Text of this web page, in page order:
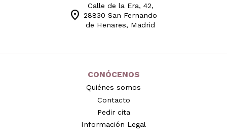
location_on
Calle de la Era, 42,
28830 San Fernando
de Henares, Madrid
CONÓCENOS
Quiénes somos
Contacto
Pedir cita
Información Legal